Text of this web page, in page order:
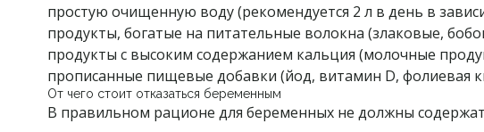
простую очищенную воду (рекомендуется 2 л в день в
продукты, богатые на питательные волокна (злаковые,
продукты с высоким содержанием кальция (молочные
прописанные пищевые добавки (йод, витамин D, фолиевая
От чего стоит отказаться беременным
В правильном рационе для беременных не должны